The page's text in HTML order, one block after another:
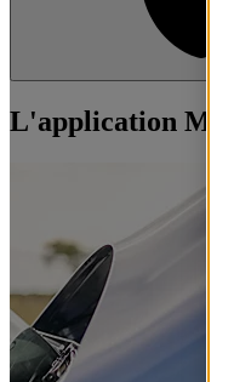
L'application Mon